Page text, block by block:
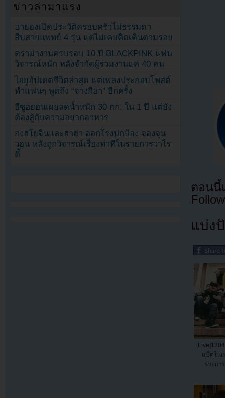
ตอนนี้
แบ่ง
แบ็คในเ
รายกา
ข่าวล่ามาแรง
ฮายองเปิดประวัติครอบครัวไม่ธรรมดา
สืบสายแพทย์ 4 รุ่น แต่ไม่เคยคิดเดินตามรอย
ดราม่างานครบรอบ 10 ปี BLACKPINK แฟน
วิจารณ์หนัก หลังจำกัดผู้ร่วมงานแค่ 40 คน
ไอยูอัปเดตชีวิตล่าสุด แต่เพลงประกอบโพสต์
ทำแฟนๆ พูดถึง “จางกีฮา” อีกครั้ง
อีซูฮยอนเผยลดน้ำหนัก 30 กก. ใน 1 ปี แต่ยัง
ต้องสู้กับความอยากอาหาร
กงฮโยจินและฮาฮ่า ออกโรงปกป้อง จองจุน
วอน หลังถูกวิจารณ์เรื่องท่าทีในรายการวาไร
ตี้